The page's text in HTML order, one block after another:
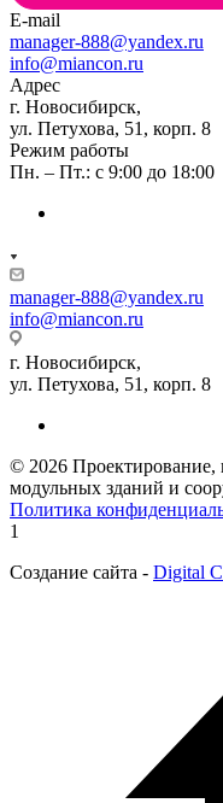
E-mail
manager-888@yandex.ru
info@miancon.ru
Адрес
г. Новосибирск,
ул. Петухова, 51, корп. 8
Режим работы
Пн. – Пт.: с 9:00 до 18:00
manager-888@yandex.ru
info@miancon.ru
г. Новосибирск,
ул. Петухова, 51, корп. 8
© 2026 Проектирование,
модульных зданий и
Политика
1
Создание сайта - Digital